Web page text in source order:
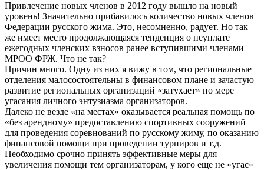
Привлечение новых членов в 2012 году вышло на новый
уровень! Значительно прибавилось количество новых членов
Федерации русского жима. Это, несомненно, радует. Но так
же имеет место продолжающаяся тенденция о неуплате
ежегодных членских взносов ранее вступившими членами
МРОО ФРЖ. Что не так?
Причин много. Одну из них я вижу в том, что региональные
отделения малосостоятельны в финансовом плане и зачастую
развитие региональных организаций «затухает» по мере
угасания личного энтузиазма организаторов.
Далеко не везде «на местах» оказывается реальная помощь по
«без арендному» предоставлению спортивных сооружений
для проведения соревнований по русскому жиму, по оказанию
финансовой помощи при проведении турниров и т.д.
Необходимо срочно принять эффективные меры для
увеличения помощи тем организаторам, у кого еще не «угас»